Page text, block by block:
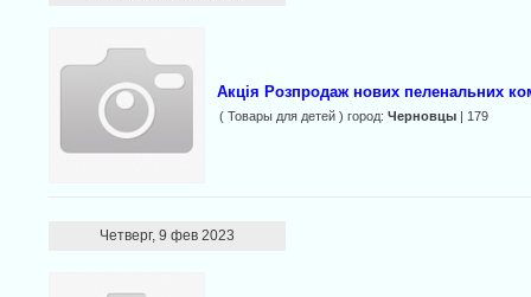
Акція Розпродаж нових пеленальних
( Товары для детей ) город: Черновцы| 179
Четверг, 9 фев 2023